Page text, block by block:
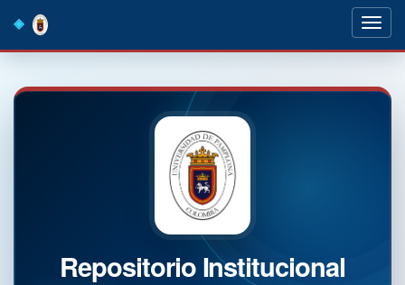
navigation
Repositorio Institucional